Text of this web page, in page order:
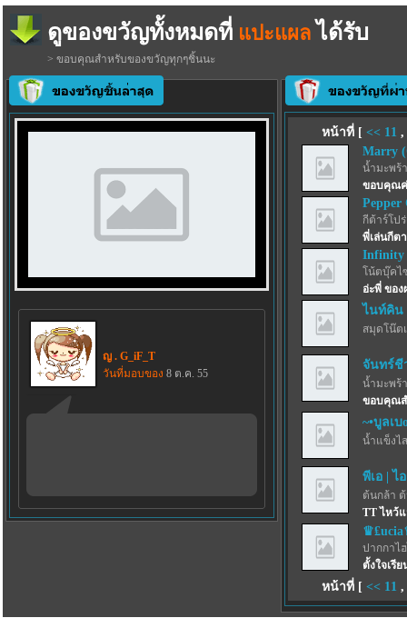
ดูของขวัญทั้งหมดที่ แปะแผล ได้รับ
> ขอบคุณสำหรับของขวัญทุกๆชิ้นนะ
ญ . G_iF_T
วันที่มอบของ 8 ต.ค. 55
หน้าที่ [ << 11 ,
Marry
น้ำมะพร้
ขอบคุณค่
Pepper
กีต้าร์โป
พี่เล่นกีต
Infinity
โน้ตบุ๊คไ
อ่ะพี่ ขอ
ไนท์คิน
สมุดโน๊ต
จันทร์ชี
น้ำมะพร้
ขอบคุณส
~•บูลเบ
น้ำแข็งไ
พีเอ | ไ
ต้นกล้า
TT ไหว้
ปากกาไ
ตั้งใจเรี
หน้าที่ [ << 11 ,